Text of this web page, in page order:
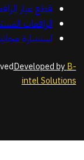
قطع غيار
الرافعات
استشارة
Developed byB-
intel Solutions